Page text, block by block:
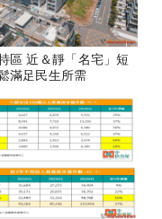
區 近＆靜「名宅」短
滿足民生所需